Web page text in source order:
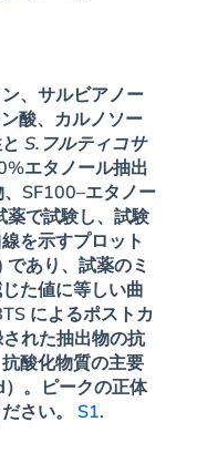
、サルビアノー
酸、カルノソー
とS.フルティコサ
エタノール抽出
SF100–エタノー
薬で試験し、試験
を示すプロット
であり、試薬のミ
た値に等しい曲
によるポストカ
れた抽出物の抗
酸化物質の主要
）。ピークの正体
ださい。S1.